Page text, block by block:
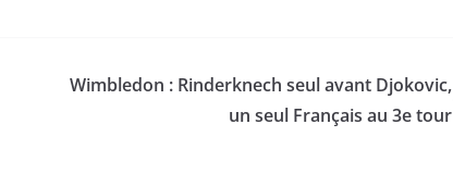
Wimbledon : Rinderknech seul avant Djokovic,
un seul Français au 3e tour